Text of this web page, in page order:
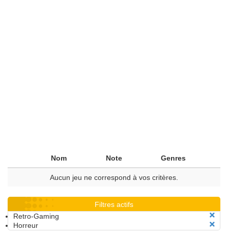
Nom Note Genres
Aucun jeu ne correspond à vos critères.
Filtres actifs
Retro-Gaming
Horreur